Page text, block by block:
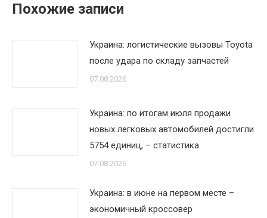
Похожие записи
Украина: логистические вызовы Toyota
после удара по складу запчастей
07.08.2026
Украина: по итогам июля продажи
новых легковых автомобилей достигли
5754 единиц, – статистика
07.08.2026
Украина: в июне на первом месте –
экономичный кроссовер